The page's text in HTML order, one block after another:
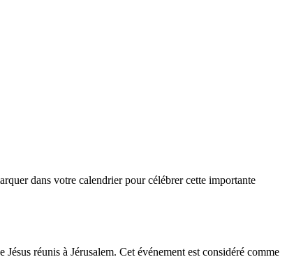
dans votre calendrier pour célébrer cette importante
réunis à Jérusalem. Cet événement est considéré comme